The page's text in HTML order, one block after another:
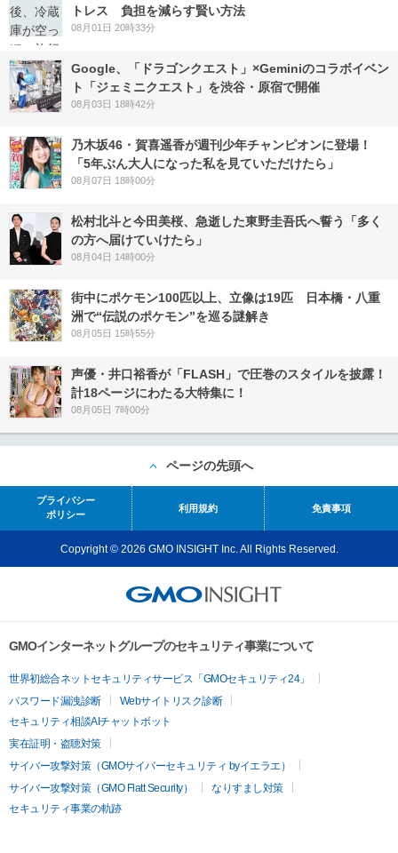
トレス 負担を減らす賢い方法
08月01日 20時33分
Google、「ドラゴンクエスト」×Geminiのコラボイベン
ト「ジェミニクエスト」を渋谷・原宿で開催
08月03日 18時42分
乃木坂46・賀喜遥香が週刊少年チャンピオンに登場！
「5年ぶん大人になった私を見ていただけたら」
08月07日 18時00分
松村北斗と今田美桜、急逝した東野圭吾氏へ誓う「多く
の方へ届けていけたら」
08月04日 14時00分
街中にポケモン100匹以上、立像は19匹 日本橋・八重
洲で“伝説のポケモン”を巡る謎解き
08月05日 15時55分
声優・井口裕香が「FLASH」で圧巻のスタイルを披露！
計18ページにわたる大特集に！
08月05日 7時00分
ページの先頭へ
プライバシー
ポリシー
利用規約 免責事項
Copyright © 2026 GMO INSIGHT Inc. All Rights Reserved.
GMOインターネットグループのセキュリティ事業について
世界初総合ネットセキュリティサービス「GMOセキュリティ24」
パスワード漏洩診断
Webサイトリスク診断
セキュリティ相談AIチャットボット
実在証明・盗聴対策
サイバー攻撃対策（GMOサイバーセキュリティ byイエラエ）
サイバー攻撃対策（GMO Flatt Security）
なりすまし対策
セキュリティ事業の軌跡